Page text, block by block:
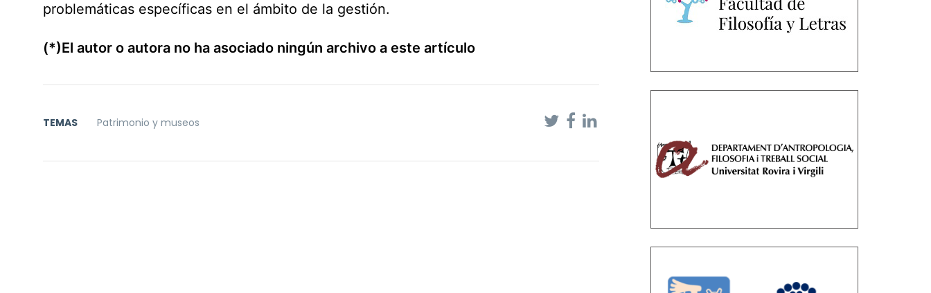
problemáticas específicas en el ámbito de la gestión.
(*)El autor o autora no ha asociado ningún archivo a este artículo
TEMAS Patrimonio y museos